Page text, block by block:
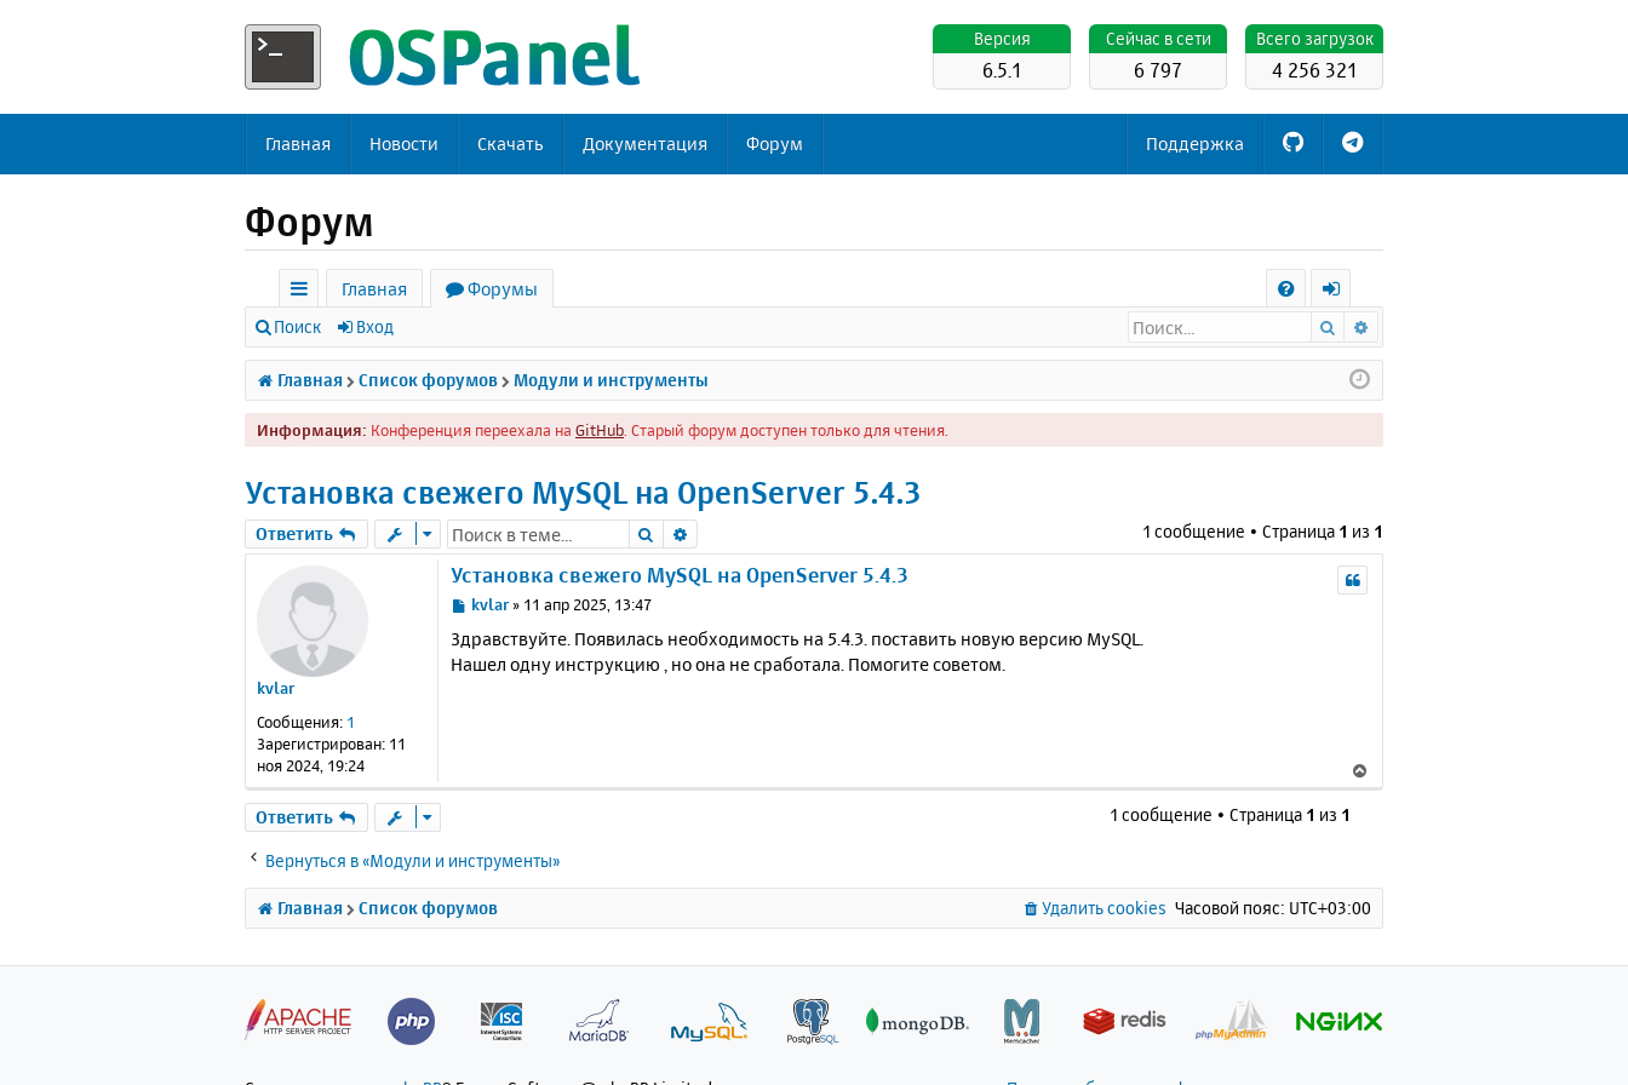
Всего загрузок
4 256 321
Cейчас в сети
6 797
Версия
6.5.1
Главная Новости Скачать Документация Форум Поддержка
Форум
с
ы
л
к
Главная
Форумы
Q
х
о
д
Поиск Вход Поиск
Главная Список форумов Модули и инструменты
Информация: Конференция переехала на GitHub . Старый форум доступен только для чтения.
Установка свежего MySQL на OpenServer 5.4.3
Ответить Поиск 1 сообщение • Страница 1 из 1
kvlar
Сообщения: 1
Зарегистрирован: 11
ноя 2024, 19:24
Установка свежего MySQL на OpenServer 5.4.3
С
о
б
kvlar» 11 апр 2025, 13:47
Здравствуйте. Появилась необходимость на 5.4.3. поставить новую версию MySQL.
Нашел одну инструкцию , но она не сработала. Помогите советом.
е
т
с
а
Ответить 1 сообщение • Страница 1 из 1
Вернуться в «Модули и инструменты»
Главная Список форумов Часовой пояс: UTC+03:00
Удалить cookies